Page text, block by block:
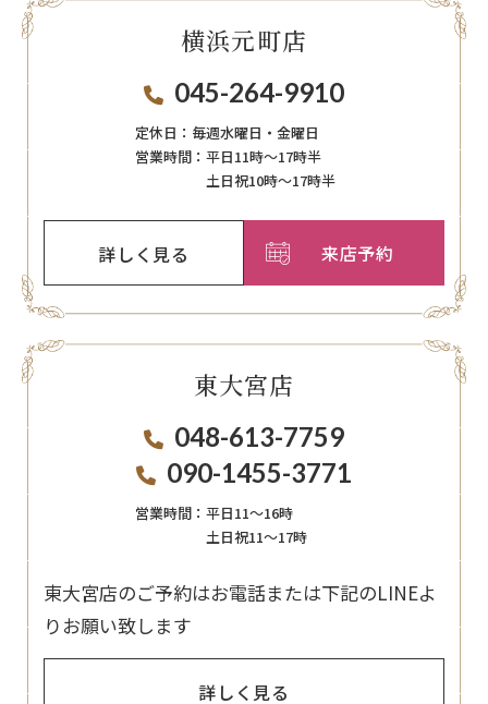
横浜元町店
045-264-9910
定休日： 毎週⽔曜⽇‧⾦曜⽇
営業時間： 平日11時～17時半
土日祝10時～17時半
詳しく見る 来店予約
東大宮店
048-613-7759
090-1455-3771
営業時間： 平日11〜16時
土日祝11〜17時
東大宮店のご予約はお電話または下記のLINEよ
りお願い致します
詳しく見る